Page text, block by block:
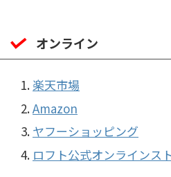
オンライン
楽天市場
Amazon
ヤフーショッピング
ロフト公式オンラインス